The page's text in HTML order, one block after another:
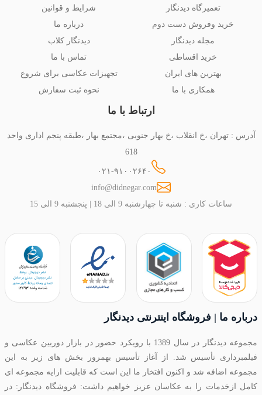
تعمیرگاه دیدنگار
خرید وفروش دست دوم
مجله دیدنگار
خرید اقساطی
بهترین های ایران
همکاری با ما
شرایط و قوانین
درباره ما
دیدنگار کلاب
تماس با ما
تجهیزات عکاسی برای شروع
نحوه ثبت سفارش
ارتباط با ما
آدرس : تهران ،خ انقلاب ،خ بهار جنوبی ،مجتمع بهار ،طبقه پنجم اداری واحد
618
۰۲۱-۹۱۰۰۲۶۴۰
info@didnegar.com
ساعات کاری : شنبه تا چهارشنبه 9 الی 18 | پنجشنبه 9 الی 15
درباره ما | فروشگاه اینترنتی دیدنگار
مجموعه دیدنگار در سال 1389 با رویکرد حضور در بازار دوربین عکاسی و
فیلمبرداری تأسیس شد. از آغاز تأسیس بهمرور بخش های زیر به این
مجموعه اضافه شد و اکنون افتخار ما این است که قابلیت ارایه مجموعه ای
کامل ازخدمات را به عکاسان عزیز خواهیم داشت: فروشگاه دیدنگار: در